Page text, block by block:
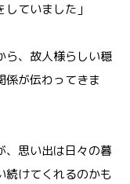
ていました」
ら、故人様らしい穏
係が伝わってきま
、思い出は日々の暮
続けてくれるのかも